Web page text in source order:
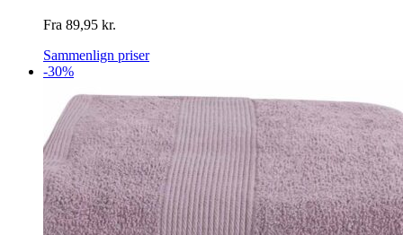
Fra 89,95 kr.
Sammenlign priser
-30%